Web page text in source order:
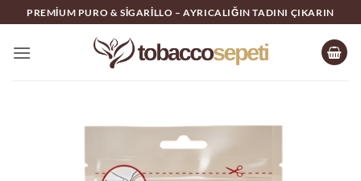
İçeriğe
atla
PREMIUM PURO & SIGARILLO – AYRICALIĞIN TADINI ÇIKARIN